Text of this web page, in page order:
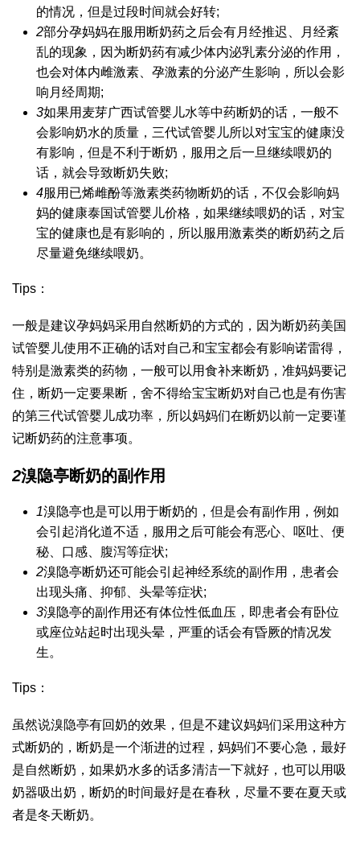
的情况，但是过段时间就会好转;
2部分孕妈妈在服用断奶药之后会有月经推迟、月经紊
乱的现象，因为断奶药有减少体内泌乳素分泌的作用，
也会对体内雌激素、孕激素的分泌产生影响，所以会影
响月经周期;
3如果用麦芽广西试管婴儿水等中药断奶的话，一般不
会影响奶水的质量， 三代试管婴儿所以对宝宝的健康没
有影响，但是不利于断奶，服用之后一旦继续喂奶的
话，就会导致断奶失败;
4服用已烯雌酚等激素类药物断奶的话，不仅会影响妈
妈的健康泰国试管婴儿价格 ，如果继续喂奶的话，对宝
宝的健康也是有影响的，所以服用激素类的断奶药之后
尽量避免继续喂奶。
Tips：
一般是建议孕妈妈采用自然断奶的方式的，因为断奶药美国
试管婴儿使用不正确的话对自己和宝宝都会有影响诺雷得 ，
特别是激素类的药物，一般可以用食补来断奶，准妈妈要记
住，断奶一定要果断，舍不得给宝宝断奶对自己也是有伤害
的第三代试管婴儿成功率 ，所以妈妈们在断奶以前一定要谨
记断奶药的注意事项。
2溴隐亭断奶的副作用
1溴隐亭也是可以用于断奶的，但是会有副作用，例如
会引起消化道不适，服用之后可能会有恶心、呕吐、便
秘、口感、腹泻等症状;
2溴隐亭断奶还可能会引起神经系统的副作用，患者会
出现头痛、抑郁、头晕等症状;
3溴隐亭的副作用还有体位性低血压，即患者会有卧位
或座位站起时出现头晕，严重的话会有昏厥的情况发
生。
Tips：
虽然说溴隐亭有回奶的效果，但是不建议妈妈们采用这种方
式断奶的，断奶是一个渐进的过程，妈妈们不要心急，最好
是自然断奶，如果奶水多的话多清洁一下就好，也可以用吸
奶器吸出奶，断奶的时间最好是在春秋，尽量不要在夏天或
者是冬天断奶。